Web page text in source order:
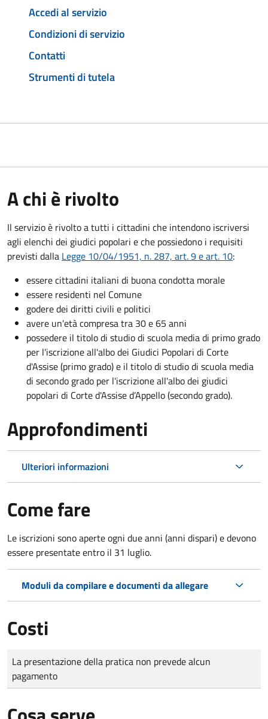
Accedi al servizio
Condizioni di servizio
Contatti
Strumenti di tutela
A chi è rivolto
Il servizio è rivolto a tutti i cittadini che intendono iscriversi
agli elenchi dei giudici popolari e che possiedono i requisiti
previsti dalla Legge 10/04/1951, n. 287, art. 9 e art. 10:
essere cittadini italiani di buona condotta morale
essere residenti nel Comune
godere dei diritti civili e politici
avere un'età compresa tra 30 e 65 anni
possedere il titolo di studio di scuola media di primo grado
per l'iscrizione all'albo dei Giudici Popolari di Corte
d'Assise (primo grado) e il titolo di studio di scuola media
di secondo grado per l'iscrizione all'albo dei giudici
popolari di Corte d'Assise d’Appello (secondo grado).
Approfondimenti
Ulteriori informazioni
Come fare
Le iscrizioni sono aperte ogni due anni (anni dispari) e devono
essere presentate entro il 31 luglio.
Moduli da compilare e documenti da allegare
Costi
Tipo di pagamento
Importo
La presentazione della pratica non prevede alcun
pagamento